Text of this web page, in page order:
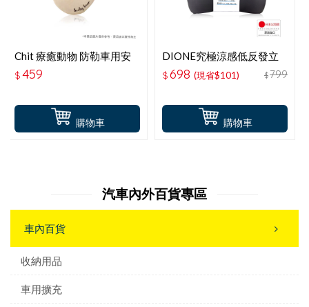
購物車
Chit 療癒動物 防勒車用安
全帶枕-可愛小熊 HG-SB-
03
$459
購物車
DIONE究極涼感低反發立
體舒腰墊 DC525
$698 (現省$101) $799
汽車內外百貨專區
車內百貨
收納用品
車用擴充